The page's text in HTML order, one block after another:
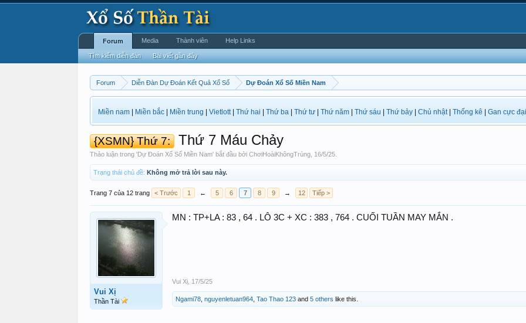
Forum Diễn Đàn Dự Đoán Kết Quả Xổ Số Dự Đoán Xổ Số Miền Nam
Miền nam Miền bắc Miền trung Vietlott| Thứ hai Thứ ba Thứ tư Thứ năm Thứ sáu Thứ bảy Chủ nhật| Thống kê Gan cực đại
{XSMN} Thứ 7: Thứ 7 Máu Chảy
Thảo luận trong 'Dự Đoán Xổ Số Miền Nam' bắt đầu bởi ChơiHoàiKhôngTrúng 16/5/25
Trạng thái chủ đề: Không mở trả lời sau này.
Trang 7 của 12 trang < Trước 1 ← 5 6 7 8 9 → 12 Tiếp >
Vui Xị
Thần Tài
MN : TP+LA : 83 , 64 . LÔ 3C + XC : 383 , 764 . CUỐI TUẦN MAY MẮN .
Vui Xị 17/5/25
Ngami78 nguyenletuan964 Tao Thao 123 and 5 others like this.
Forum
Tìm kiếm diễn đàn Bài viết gần đây
Media Thành viên Help Links